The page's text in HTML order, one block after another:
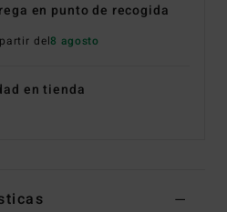
en punto de recogida
del8 agosto
en tienda